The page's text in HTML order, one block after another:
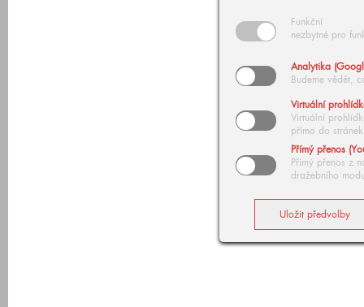
Funkční
nezbytné pro
Analytika
Budeme vědět,
Virtuální
Virtuální
přímo do stránek
Přímý přenos
Přímý přenos z
dražebního